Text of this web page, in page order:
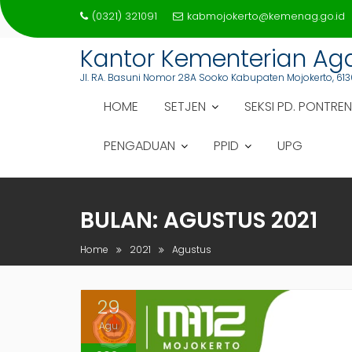
Skip
to
(0321) 321091 kabmojokerto@kemenag.go.id
Kantor Kementerian
Jl. RA. Basuni Nomor 28A Sooko Kabupaten Mojokerto,
HOME SETJEN SEKSI PD. PONTREN
PENGADUAN PPID UPG
BULAN: AGUSTUS 2021
Home 2021 Agustus
29
Agu